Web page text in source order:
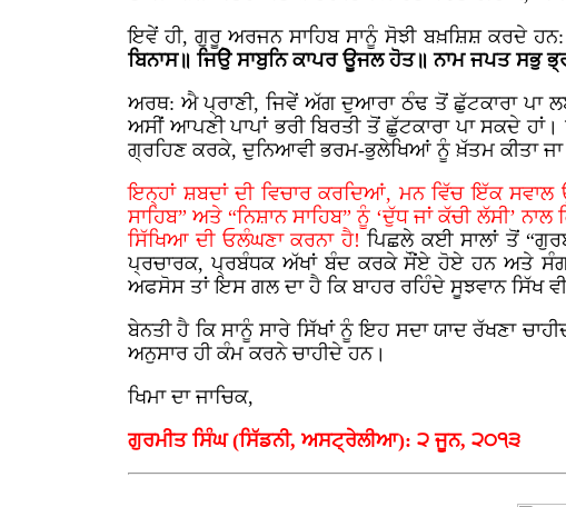
ਇਵੇਂ ਹੀ, ਗੁਰੂ ਅਰਜਨ ਸਾਹਿਬ ਸਾਨੂੰ ਸੋਝੀ ਬਖ਼ਸ਼ਿਸ਼ ਕਰਦੇ
ਬਿਨਾਸ॥ ਜਿੳੇੁ ਸਾਬੁਨਿ ਕਾਪਰ ਊਜਲ ਹੋਤ॥ ਨਾਮ ਜਪਤ ਸਭੁ
ਅਰਥ: ਐ ਪ੍ਰਾਣੀ, ਜਿਵੇਂ ਅੱਗ ਦੁਆਰਾ ਠੰਢ ਤੋਂ ਛੁੱਟਕਾਰਾ ਪਾ
ਅਸੀਂ ਆਪਣੀ ਪਾਪਾਂ ਭਰੀ ਬਿਰਤੀ ਤੋਂ ਛੁੱਟਕਾਰਾ ਪਾ ਸਕਦੇ
ਗ੍ਰਹਿਣ ਕਰਕੇ, ਦੁਨਿਆਵੀ ਭਰਮ-ਭੁਲੇਖਿਆਂ ਨੂੰ ਖ਼ੱਤਮ ਕੀਤਾ
ਇਨ੍ਹਾਂ ਸ਼ਬਦਾਂ ਦੀ ਵਿਚਾਰ ਕਰਦਿਆਂ, ਮਨ ਵਿੱਚ ਇੱਕ ਸਵਾਲ
ਸਾਹਿਬ” ਅਤੇ “ਨਿਸ਼ਾਨ ਸਾਹਿਬ” ਨੂੰ ‘ਦੁੱਧ ਜਾਂ ਕੱਚੀ ਲੱਸੀ’
ਸਿੱਖਿਆ ਦੀ ਓਲੰਘਣਾ ਕਰਨਾ ਹੈ!ਪਿਛਲੇ ਕਈ ਸਾਲਾਂ ਤੋਂ
ਪ੍ਰਚਾਰਕ, ਪ੍ਰਬੰਧਕ ਅੱਖਾਂ ਬੰਦ ਕਰਕੇ ਸੌਂਏ ਹੋਏ ਹਨ ਅਤੇ
ਅਫਸੋਸ ਤਾਂ ਇਸ ਗਲ ਦਾ ਹੈ ਕਿ ਬਾਹਰ ਰਹਿੰਦੇ ਸੂਝਵਾਨ ਸਿੱਖ
ਬੇਨਤੀ ਹੈ ਕਿ ਸਾਨੂੰ ਸਾਰੇ ਸਿੱਖਾਂ ਨੂੰ ਇਹ ਸਦਾ ਯਾਦ ਰੱਖਣਾ
ਅਨੁਸਾਰ ਹੀ ਕੰਮ ਕਰਨੇ ਚਾਹੀਦੇ ਹਨ।
ਖਿਮਾ ਦਾ ਜਾਚਿਕ,
ਗੁਰਮੀਤ ਸਿੰਘ (ਸਿੱਡਨੀ, ਅਸਟ੍ਰੇਲੀਆ): ੨ ਜੂਨ, ੨੦੧੩